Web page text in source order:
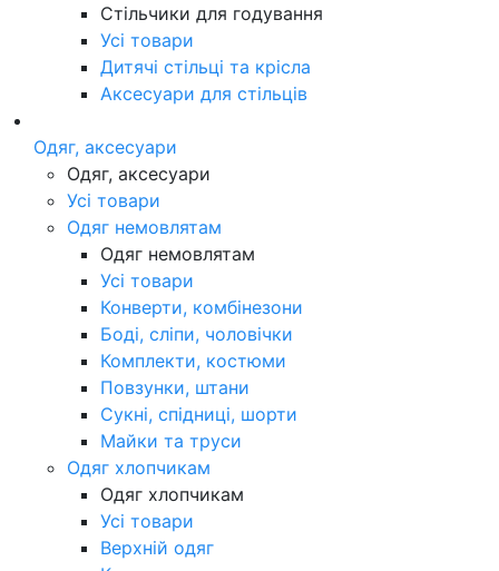
Стільчики для годування
Усі товари
Дитячі стільці та крісла
Аксесуари для стільців
Одяг, аксесуари
Одяг, аксесуари
Усі товари
Одяг немовлятам
Одяг немовлятам
Усі товари
Конверти, комбінезони
Боді, сліпи, чоловічки
Комплекти, костюми
Повзунки, штани
Сукні, спідниці, шорти
Майки та труси
Одяг хлопчикам
Одяг хлопчикам
Усі товари
Верхній одяг